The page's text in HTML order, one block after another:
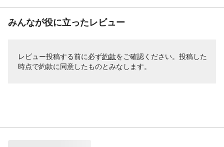
みんなが役に立ったレビュー
レビュー投稿する前に必ず約款をご確認ください。投稿した
時点で約款に同意したものとみなします。